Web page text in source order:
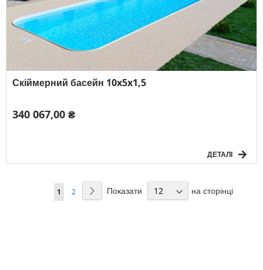
Скіймерний басейн 10x5x1,5
340 067,00 ₴
ДЕТАЛІ
Сторінка
You're
1 Сторінка
2 Сторінка
Наступний
Показати на сторінці